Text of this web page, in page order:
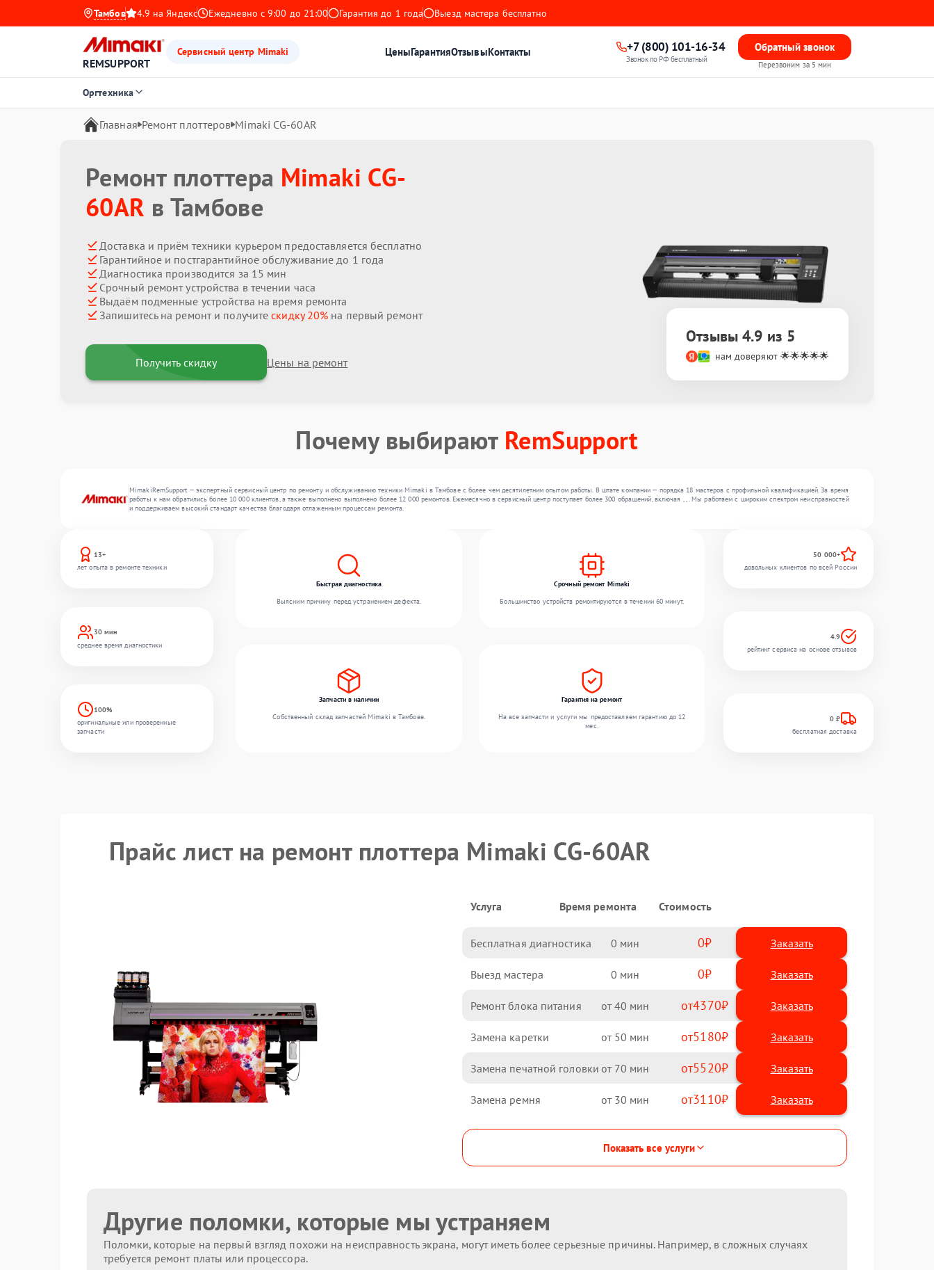
Тамбов 4.9 на Яндекс Ежедневно с 9:00 до 21:00 Гарантия до 1 года Выезд мастера бесплатно
REMSUPPORT
Сервисный центр Mimaki ЦеныГарантияОтзывыКонтакты +7 (800) 101-16-34
Звонок по РФ бесплатный
Обратный звонок
Перезвоним за 5 мин
Оргтехника
Главная Ремонт плоттеров Mimaki CG-60AR
Ремонт плоттера Mimaki CG-
60AR в Тамбове
Доставка и приём техники курьером предоставляется бесплатно
Гарантийное и постгарантийное обслуживание до 1 года
Диагностика производится за 15 мин
Срочный ремонт устройства в течении часа
Выдаём подменные устройства на время ремонта
Запишитесь на ремонт и получитескидку 20% на первый ремонт
Получить скидку Цены на ремонт
Отзывы 4.9 из 5
нам доверяют 🌟🌟🌟🌟🌟
Почему выбирают RemSupport
MimakiRemSupport — экспертный сервисный центр по ремонту и обслуживанию техники Mimaki в Тамбове с более чем десятилетним опытом работы. В штате компании — порядка 18 мастеров с профильной квалификацией. За время
работы к нам обратились более 10 000 клиентов, а также выполнено выполнено более 12 000 ремонтов. Ежемесячно в сервисный центр поступает более 300 обращений, включая , , . Мы работаем с широким спектром неисправностей
и поддерживаем высокий стандарт качества благодаря отлаженным процессам ремонта.
13+
лет опыта в ремонте техники
30 мин
среднее время диагностики
100%
оригинальные или проверенные
запчасти
Быстрая диагностика
Выясним причину перед устранением дефекта.
Срочный ремонт Mimaki
Большинство устройств ремонтируются в течении 60 минут.
Запчасти в наличии
Собственный склад запчастей Mimaki в Тамбове.
Гарантия на ремонт
На все запчасти и услуги мы предоставляем гарантию до 12
мес.
50 000+
довольных клиентов по всей России
4.9
рейтинг сервиса на основе отзывов
0 ₽
бесплатная доставка
Прайс лист на ремонт плоттера Mimaki CG-60AR
Услуга Время ремонта Стоимость
Бесплатная диагностика 0 0 Заказать
Выезд мастера 0 0 Заказать
Ремонт блока питания 40 4370
Замена каретки 50 5180
Замена печатной головки 70 5520
Замена ремня 30 3110
Показать все услуги
Другие поломки, которые мы устраняем
Поломки, которые на первый взгляд похожи на неисправность экрана, могут иметь более серьезные причины. Например, в сложных случаях
требуется ремонт платы или процессора.